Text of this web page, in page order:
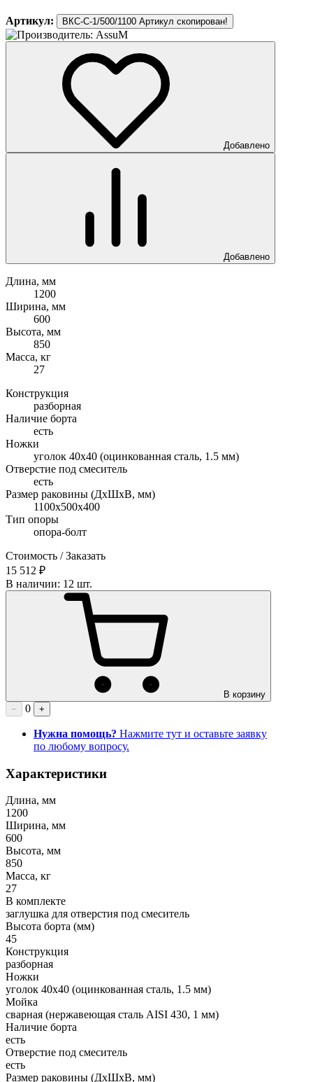
Артикул: ВКС-С-1/500/1100 Артикул скопирован!
Добавлено
Добавлено
Длина, мм
1200
Ширина, мм
600
Высота, мм
850
Масса, кг
27
Конструкция
разборная
Наличие борта
есть
Ножки
уголок 40х40 (оцинкованная сталь, 1.5 мм)
Отверстие под смеситель
есть
Размер раковины (ДхШхВ, мм)
1100х500х400
Тип опоры
опора-болт
Стоимость / Заказать
15 512 ₽
В наличии: 12 шт.
В корзину
−
0 +
Нужна помощь? Нажмите тут и оставьте заявку
по любому вопросу.
Характеристики
Длина, мм
1200
Ширина, мм
600
Высота, мм
850
Масса, кг
27
В комплекте
заглушка для отверстия под смеситель
Высота борта (мм)
45
Конструкция
разборная
Ножки
уголок 40х40 (оцинкованная сталь, 1.5 мм)
Мойка
сварная (нержавеющая сталь AISI 430, 1 мм)
Наличие борта
есть
Отверстие под смеситель
есть
Размер раковины (ДхШхВ, мм)